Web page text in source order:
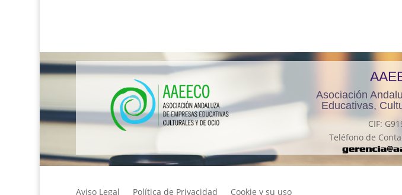
Asociación
Educativas,
CIF:
Teléfono de
Aviso Legal Política de Privacidad Cookie y su uso